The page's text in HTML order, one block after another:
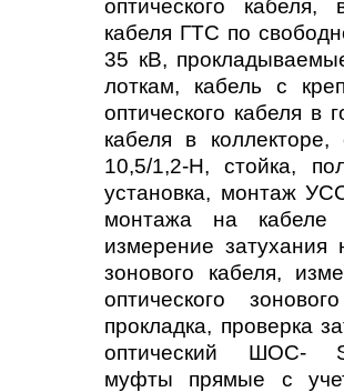
оптического кабеля,
кабеля ГТС по
35 кВ,
лоткам, кабель с
оптического кабеля в
кабеля в
10,5/1,2-Н, стойка,
установка, монтаж
монтажа на
измерение затухания
зонового кабеля,
оптического
прокладка, проверка
оптический ШОС-
муфты прямые с